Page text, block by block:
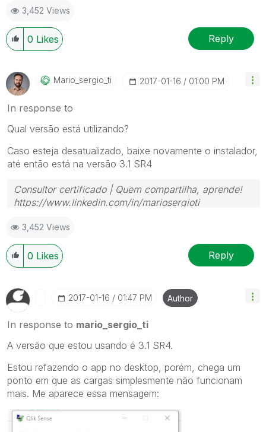
3,452 Views
0 Likes Reply
Mario_sergio_ti ‎2017-01-16 01:00 PM
In response to
Qual versão está utilizando?
Caso esteja desatualizado, baixe novamente o instalador,
até então está na versão 3.1 SR4
Consultor certificado | Quem compartilha, aprende!
https://www.linkedin.com/in/mariosergioti
3,452 Views
0 Likes Reply
‎2017-01-16 01:47 PM Author
In response to mario_sergio_ti
A versão que estou usando é 3.1 SR4.
Estou refazendo o app no desktop, porém, chega um
ponto em que as cargas simplesmente não funcionam
mais. Me aparece essa mensagem: